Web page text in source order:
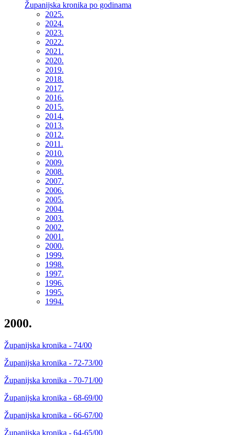
Županijska kronika po godinama
2025.
2024.
2023.
2022.
2021.
2020.
2019.
2018.
2017.
2016.
2015.
2014.
2013.
2012.
2011.
2010.
2009.
2008.
2007.
2006.
2005.
2004.
2003.
2002.
2001.
2000.
1999.
1998.
1997.
1996.
1995.
1994.
2000.
Županijska kronika - 74/00
Županijska kronika - 72-73/00
Županijska kronika - 70-71/00
Županijska kronika - 68-69/00
Županijska kronika - 66-67/00
Županijska kronika - 64-65/00